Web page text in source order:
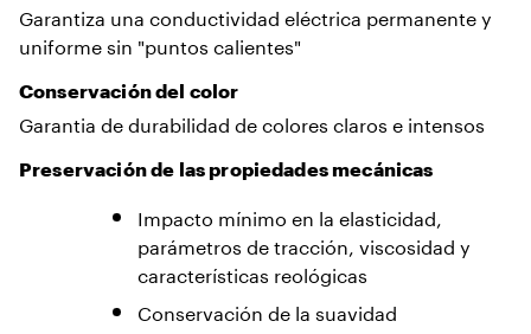
Garantiza una conductividad eléctrica permanente y
uniforme sin "puntos calientes"
Conservación del color
Garantia de durabilidad de colores claros e intensos
Preservación de las propiedades mecánicas
Impacto mínimo en la elasticidad,
parámetros de tracción, viscosidad y
características reológicas
Conservación de la suavidad